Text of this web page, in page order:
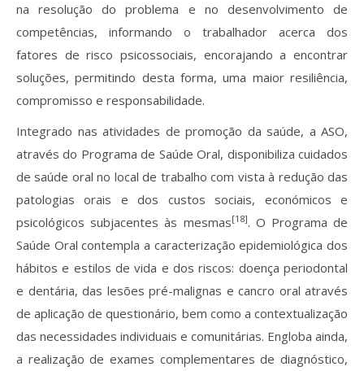
na resolução do problema e no desenvolvimento de
competências, informando o trabalhador acerca dos
fatores de risco psicossociais, encorajando a encontrar
soluções, permitindo desta forma, uma maior resiliência,
compromisso e responsabilidade.
Integrado nas atividades de promoção da saúde, a ASO,
através do Programa de Saúde Oral, disponibiliza cuidados
de saúde oral no local de trabalho com vista à redução das
patologias orais e dos custos sociais, económicos e
psicológicos subjacentes às mesmas[18]. O Programa de
Saúde Oral contempla a caracterização epidemiológica dos
hábitos e estilos de vida e dos riscos: doença periodontal
e dentária, das lesões pré-malignas e cancro oral através
de aplicação de questionário, bem como a contextualização
das necessidades individuais e comunitárias. Engloba ainda,
a realização de exames complementares de diagnóstico,